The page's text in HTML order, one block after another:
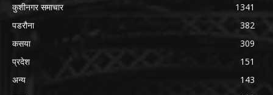
कुशीनगर समाचार
1341
पडरौना
382
कसया
309
प्रदेश
151
अन्य
143